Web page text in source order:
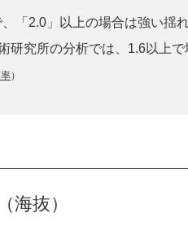
「2.0」以上の場合は強い揺
研究所の分析では、1.6以上で
）
海抜）